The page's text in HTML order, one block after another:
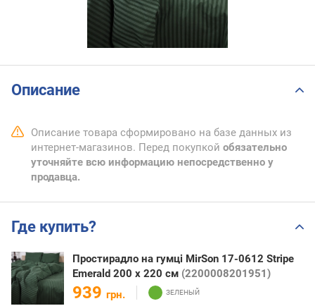
Описание
Описание товара сформировано на базе данных из
интернет-магазинов. Перед покупкой обязательно
уточняйте всю информацию непосредственно у
продавца.
Где купить?
Простирадло на гумці MirSon 17-0612 Stripe
Emerald 200 х 220 см (2200008201951)
939 грн.